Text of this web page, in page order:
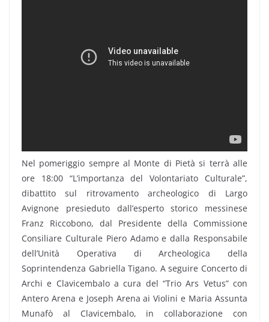
Nel pomeriggio sempre al Monte di Pietà si terrà alle
ore 18:00 “L’importanza del Volontariato Culturale”,
dibattito sul ritrovamento archeologico di Largo
Avignone presieduto dall’esperto storico messinese
Franz Riccobono, dal Presidente della Commissione
Consiliare Culturale Piero Adamo e dalla Responsabile
dell’Unità Operativa di Archeologica della
Soprintendenza Gabriella Tigano. A seguire Concerto di
Archi e Clavicembalo a cura del “Trio Ars Vetus” con
Antero Arena e Joseph Arena ai Violini e Maria Assunta
Munafò al Clavicembalo, in collaborazione con